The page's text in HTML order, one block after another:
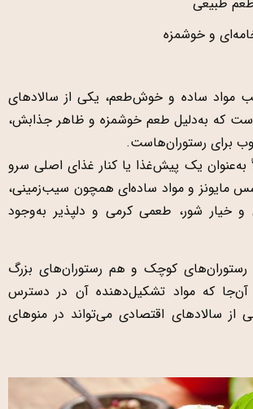
و خوشمزه
مواد ساده و خوش‌طعم، یکی از سالادهای
است که به‌دلیل طعم خوشمزه و ظاهر جذابش،
برای رستوران‌هاست.
به‌عنوان یک پیش‌غذا یا کنار غذای اصلی سرو
مایونز و مواد ساده‌ای همچون سیب‌زمینی،
و خیار شور، طعمی کرمی و دلپذیر به‌وجود
رستوران‌های کوچک و هم رستوران‌های بزرگ
که مواد تشکیل‌دهنده آن در دسترس
از سالادهای اقتصادی می‌تواند در منوهای